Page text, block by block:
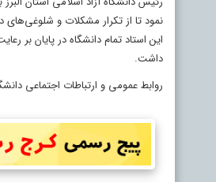
نمود تا از تکرار مشکلات و
این استاد تمام دانشگاه در پایان بر
داشت.
روابط عمومی و ارتباطات اجتماعی